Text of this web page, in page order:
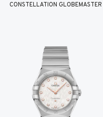
CONSTELLATION GLOBEMASTER